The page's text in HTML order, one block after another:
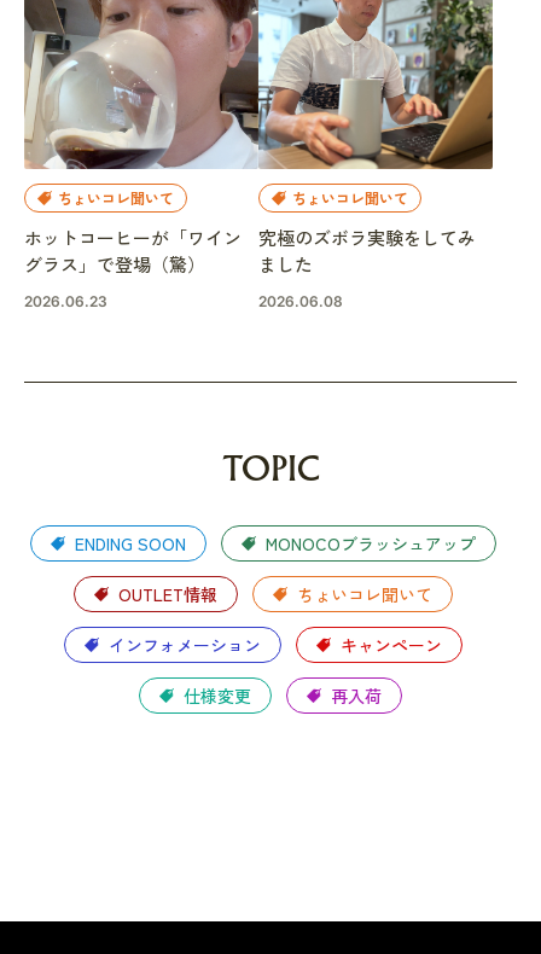
ちょいコレ聞いて
ホットコーヒーが「ワイン
グラス」で登場（驚）
2026.06.23
ちょいコレ聞いて
究極のズボラ実験をしてみ
ました
2026.06.08
TOPIC
ENDING SOON MONOCOブラッシュアップ
OUTLET情報 ちょいコレ聞いて
インフォメーション キャンペーン
仕様変更 再入荷